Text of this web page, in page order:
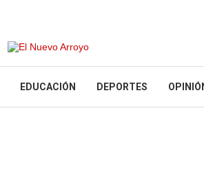
EDUCACIÓN DEPORTES